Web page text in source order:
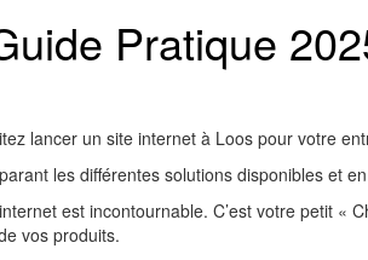
Pratique
lancer un site internet à Loos pour votre
les différentes solutions disponibles et
est incontournable. C’est votre petit «
vos produits.